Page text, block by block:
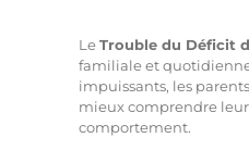
LeTrouble du Déficit
familiale et
impuissants, les
mieux comprendre
comportement.